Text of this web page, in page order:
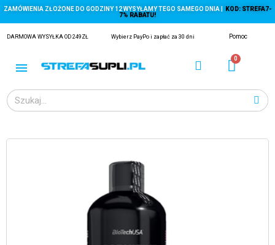
ZAMÓWIENIA ZŁOŻONE DO GODZINY 12 WYSYŁAMY TEGO SAMEGO DNIA |
KOD: STREFA7-
7% RABATU!
DARMOWA WYSYŁKA OD 249ZŁ Wybierz PayPo i zapłać za 30 dni Pomoc